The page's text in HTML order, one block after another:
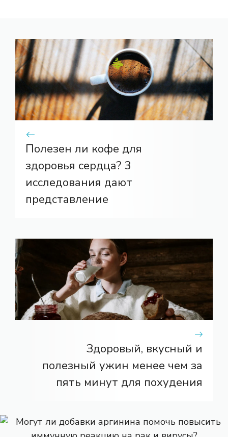
Полезен ли кофе для
здоровья сердца? 3
исследования дают
представление
Здоровый, вкусный и
полезный ужин менее чем за
пять минут для похудения